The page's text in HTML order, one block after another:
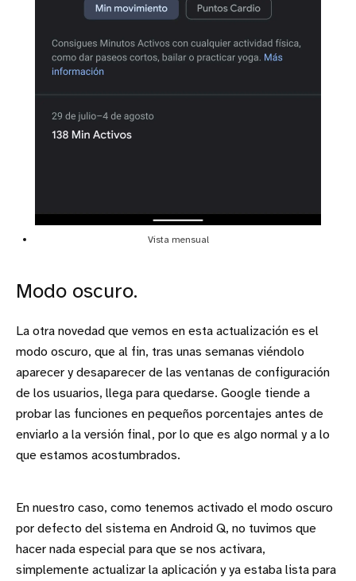
Vista mensual
Modo oscuro.
La otra novedad que vemos en esta actualización es el
modo oscuro, que al fin, tras unas semanas viéndolo
aparecer y desaparecer de las ventanas de configuración
de los usuarios, llega para quedarse. Google tiende a
probar las funciones en pequeños porcentajes antes de
enviarlo a la versión final, por lo que es algo normal y a lo
que estamos acostumbrados.
En nuestro caso, como tenemos activado el modo oscuro
por defecto del sistema en Android Q, no tuvimos que
hacer nada especial para que se nos activara,
simplemente actualizar la aplicación y ya estaba lista para